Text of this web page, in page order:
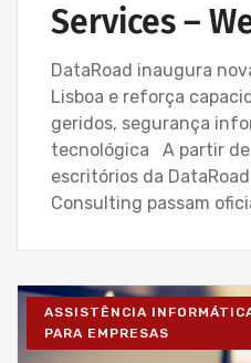
Services –
DataRoad inaugura
Lisboa e reforça
geridos, segurança
tecnológica A partir de
escritórios da
Consulting passam
ASSISTÊNCIA
PARA EMPRESAS